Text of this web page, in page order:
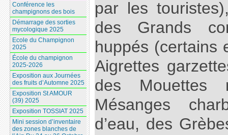
par les
des Grands
huppés (certains
Aigrettes
des
Mésanges
d’eau, des
Conférence les
champignons des bois
Démarrage des sorties
mycologique 2025
Ecole du Champignon
2025
École du champignon
2025-2026
Exposition aux Journées
des fruits d’Automne 2025
Exposition St AMOUR
(39) 2025
Exposition TOSSIAT 2025
Mini session d’inventaire
des zones blanches de